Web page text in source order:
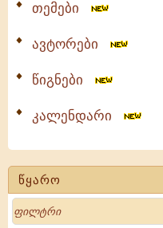
თემები
ავტორები
წიგნები
კალენდარი
წყარო
Search